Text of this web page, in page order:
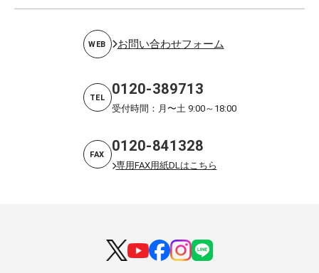
WEB お問い合わせフォーム
TEL 0120-389713
受付時間：月〜土 9:00～18:00
FAX 0120-841328
専用FAX用紙DLはこちら